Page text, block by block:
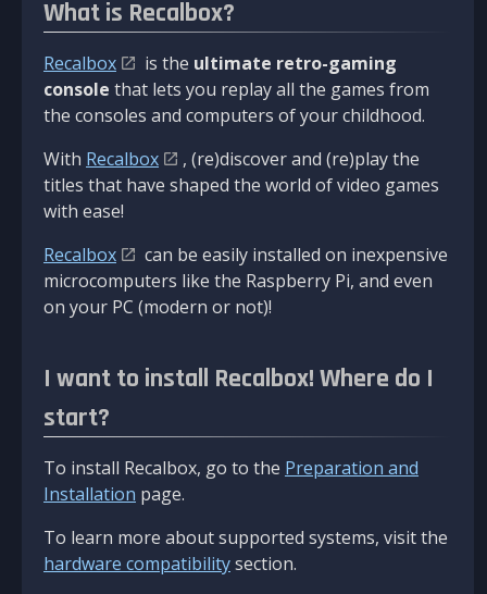
What is Recalbox?
Recalbox is the ultimate retro-gaming
console that lets you replay all the games from
the consoles and computers of your childhood.
With Recalbox
, (re)discover and (re)play the
titles that have shaped the world of video games
with ease!
Recalbox
can be easily installed on inexpensive
microcomputers like the Raspberry Pi, and even
on your PC (modern or not)!
I want to install Recalbox! Where do I
start?
To install Recalbox, go to the Preparation and
Installation page.
To learn more about supported systems, visit the
hardware compatibilitysection.